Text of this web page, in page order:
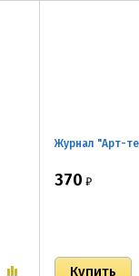
Журнал "Арт-
370 ₽